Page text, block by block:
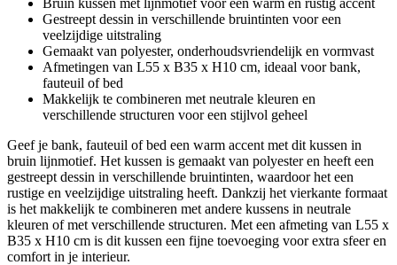
Gestreept dessin in verschillende bruintinten voor een
veelzijdige uitstraling
Gemaakt van polyester, onderhoudsvriendelijk en vormvast
Afmetingen van L55 x B35 x H10 cm, ideaal voor bank,
fauteuil of bed
Makkelijk te combineren met neutrale kleuren en
verschillende structuren voor een stijlvol geheel
Geef je bank, fauteuil of bed een warm accent met dit kussen in
bruin lijnmotief. Het kussen is gemaakt van polyester en heeft een
gestreept dessin in verschillende bruintinten, waardoor het een
rustige en veelzijdige uitstraling heeft. Dankzij het vierkante formaat
is het makkelijk te combineren met andere kussens in neutrale
kleuren of met verschillende structuren. Met een afmeting van L55 x
B35 x H10 cm is dit kussen een fijne toevoeging voor extra sfeer en
comfort in je interieur.